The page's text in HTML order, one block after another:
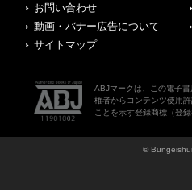
お問い合わせ
動画・バナー広告について
サイトマップ
ABJマークは、この電子
権者からコンテンツ使用
ことを示す登録商標（登
©